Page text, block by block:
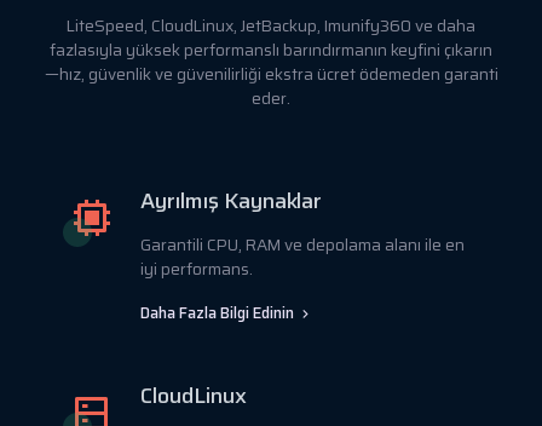
LiteSpeed, CloudLinux, JetBackup, Imunify360 ve daha
fazlasıyla yüksek performanslı barındırmanın keyfini çıkarın
—hız, güvenlik ve güvenilirliği ekstra ücret ödemeden garanti
eder.
Ayrılmış Kaynaklar
Garantili CPU, RAM ve depolama alanı ile en
iyi performans.
Daha Fazla Bilgi Edinin
CloudLinux